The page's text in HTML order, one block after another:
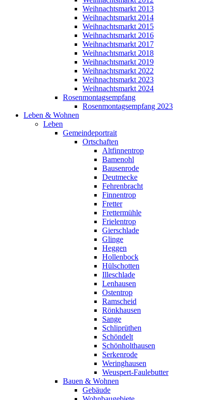
Weihnachtsmarkt 2013
Weihnachtsmarkt 2014
Weihnachtsmarkt 2015
Weihnachtsmarkt 2016
Weihnachtsmarkt 2017
Weihnachtsmarkt 2018
Weihnachtsmarkt 2019
Weihnachtsmarkt 2022
Weihnachtsmarkt 2023
Weihnachtsmarkt 2024
Rosenmontagsempfang
Rosenmontagsempfang 2023
Leben & Wohnen
Leben
Gemeindeportrait
Ortschaften
Altfinnentrop
Bamenohl
Bausenrode
Deutmecke
Fehrenbracht
Finnentrop
Fretter
Frettermühle
Frielentrop
Gierschlade
Glinge
Heggen
Hollenbock
Hülschotten
Illeschlade
Lenhausen
Ostentrop
Ramscheid
Rönkhausen
Sange
Schliprüthen
Schöndelt
Schönholthausen
Serkenrode
Weringhausen
Weuspert-Faulebutter
Bauen & Wohnen
Gebäude